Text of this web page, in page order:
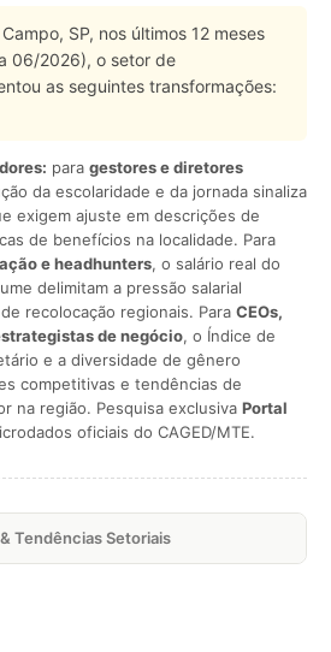
SP, nos últimos 12 meses
06/2026), o setor de
as seguintes transformações:
para gestores e diretores
da escolaridade e da jornada sinaliza
exigem ajuste em descrições de
de benefícios na localidade. Para
e headhunters, o salário real do
delimitam a pressão salarial
recolocação regionais. Para CEOs,
de negócio, o Índice de
e a diversidade de gênero
competitivas e tendências de
na região. Pesquisa exclusiva Portal
oficiais do CAGED/MTE.
Tendências Setoriais